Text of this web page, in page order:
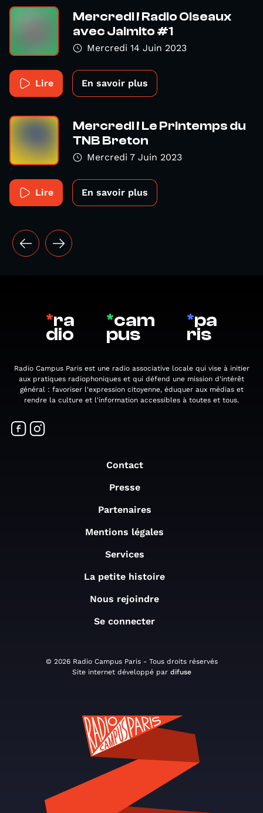
Mercredi ! Radio Oiseaux
avec Jaimito #1
Mercredi 14 Juin 2023
Lire En savoir plus
Mercredi ! Le Printemps du
TNB Breton
Mercredi 7 Juin 2023
Lire En savoir plus
*ra
dio
*cam
pus
*pa
ris
Radio Campus Paris est une radio associative locale qui vise à initier
aux pratiques radiophoniques et qui défend une mission d'intérêt
général : favoriser l'expression citoyenne, éduquer aux médias et
rendre la culture et l'information accessibles à toutes et tous.
Contact
Presse
Partenaires
Mentions légales
Services
La petite histoire
Nous rejoindre
Se connecter
© 2026 Radio Campus Paris - Tous droits réservés
Site internet développé par difuse